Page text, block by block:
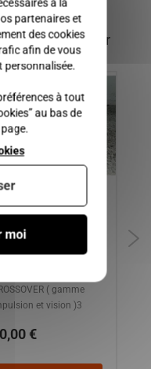
intéressé par
400SL, 400EVO,
500SL, 500.4, 500.5,
A741, A751, CITY,
( gamme
et vision )3
€
partenaires et
des cookies
afin de vous
personnalisée.
à tout
au bas de
moi